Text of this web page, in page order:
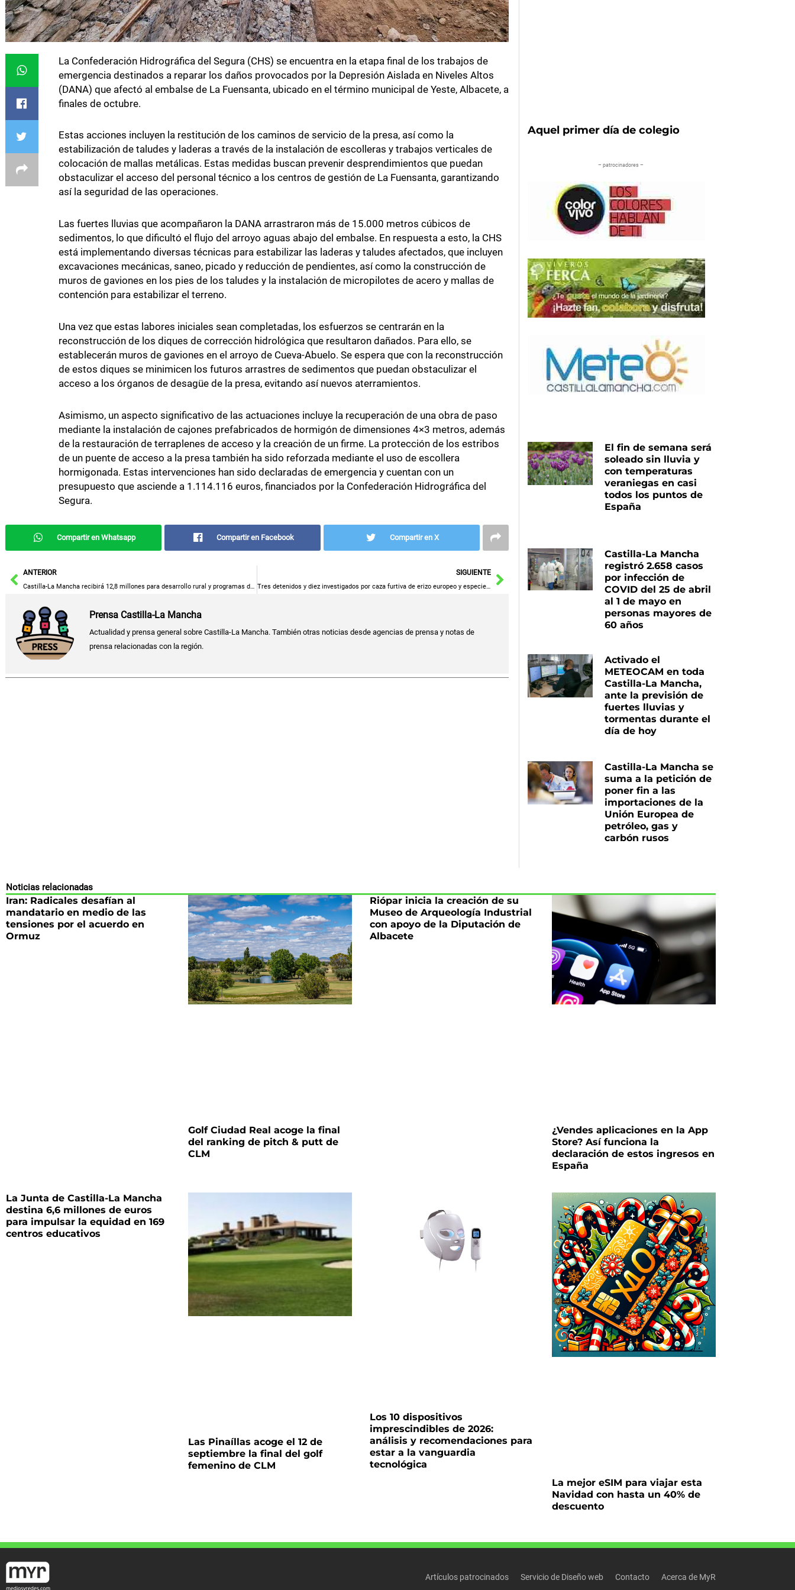
La Confederación Hidrográfica del Segura (CHS) se encuentra en la etapa final de los trabajos de
emergencia destinados a reparar los daños provocados por la Depresión Aislada en Niveles Altos
(DANA) que afectó al embalse de La Fuensanta, ubicado en el término municipal de Yeste, Albacete, a
finales de octubre.
Estas acciones incluyen la restitución de los caminos de servicio de la presa, así como la
estabilización de taludes y laderas a través de la instalación de escolleras y trabajos verticales de
colocación de mallas metálicas. Estas medidas buscan prevenir desprendimientos que puedan
obstaculizar el acceso del personal técnico a los centros de gestión de La Fuensanta, garantizando
así la seguridad de las operaciones.
Las fuertes lluvias que acompañaron la DANA arrastraron más de 15.000 metros cúbicos de
sedimentos, lo que dificultó el flujo del arroyo aguas abajo del embalse. En respuesta a esto, la CHS
está implementando diversas técnicas para estabilizar las laderas y taludes afectados, que incluyen
excavaciones mecánicas, saneo, picado y reducción de pendientes, así como la construcción de
muros de gaviones en los pies de los taludes y la instalación de micropilotes de acero y mallas de
contención para estabilizar el terreno.
Una vez que estas labores iniciales sean completadas, los esfuerzos se centrarán en la
reconstrucción de los diques de corrección hidrológica que resultaron dañados. Para ello, se
establecerán muros de gaviones en el arroyo de Cueva-Abuelo. Se espera que con la reconstrucción
de estos diques se minimicen los futuros arrastres de sedimentos que puedan obstaculizar el
acceso a los órganos de desagüe de la presa, evitando así nuevos aterramientos.
Asimismo, un aspecto significativo de las actuaciones incluye la recuperación de una obra de paso
mediante la instalación de cajones prefabricados de hormigón de dimensiones 4×3 metros, además
de la restauración de terraplenes de acceso y la creación de un firme. La protección de los estribos
de un puente de acceso a la presa también ha sido reforzada mediante el uso de escollera
hormigonada. Estas intervenciones han sido declaradas de emergencia y cuentan con un
presupuesto que asciende a 1.114.116 euros, financiados por la Confederación Hidrográfica del
Segura.
Compartir en Whatsapp Compartir en Facebook Compartir en X
AntANTERIOR
Castilla-La Mancha recibirá 12,8 millones para desarrollo rural y programas de calidad en la producción y mercados escolares.
SIGUIENTE
Tres detenidos y diez investigados por caza furtiva de erizo europeo y especies cinegéticas en Toledo
Siguiente
Prensa Castilla-La Mancha
Actualidad y prensa general sobre Castilla-La Mancha. También otras noticias desde agencias de prensa y notas de
prensa relacionadas con la región.
Aquel primer día de colegio
– patrocinadores –
El fin de semana será
soleado sin lluvia y
con temperaturas
veraniegas en casi
todos los puntos de
España
Castilla-La Mancha
registró 2.658 casos
por infección de
COVID del 25 de abril
al 1 de mayo en
personas mayores de
60 años
Activado el
METEOCAM en toda
Castilla-La Mancha,
ante la previsión de
fuertes lluvias y
tormentas durante el
día de hoy
Castilla-La Mancha se
suma a la petición de
poner fin a las
importaciones de la
Unión Europea de
petróleo, gas y
carbón rusos
Noticias relacionadas
Iran: Radicales desafían al
mandatario en medio de las
tensiones por el acuerdo en
Ormuz
Golf Ciudad Real acoge la final
del ranking de pitch & putt de
CLM
Riópar inicia la creación de su
Museo de Arqueología Industrial
con apoyo de la Diputación de
Albacete
¿Vendes aplicaciones en la App
Store? Así funciona la
declaración de estos ingresos en
España
La Junta de Castilla-La Mancha
destina 6,6 millones de euros
para impulsar la equidad en 169
centros educativos
Las Pinaíllas acoge el 12 de
septiembre la final del golf
femenino de CLM
Los 10 dispositivos
imprescindibles de 2026:
análisis y recomendaciones para
estar a la vanguardia
tecnológica
La mejor eSIM para viajar esta
Navidad con hasta un 40% de
descuento
Artículos patrocinados Servicio de Diseño web Contacto Acerca de MyR